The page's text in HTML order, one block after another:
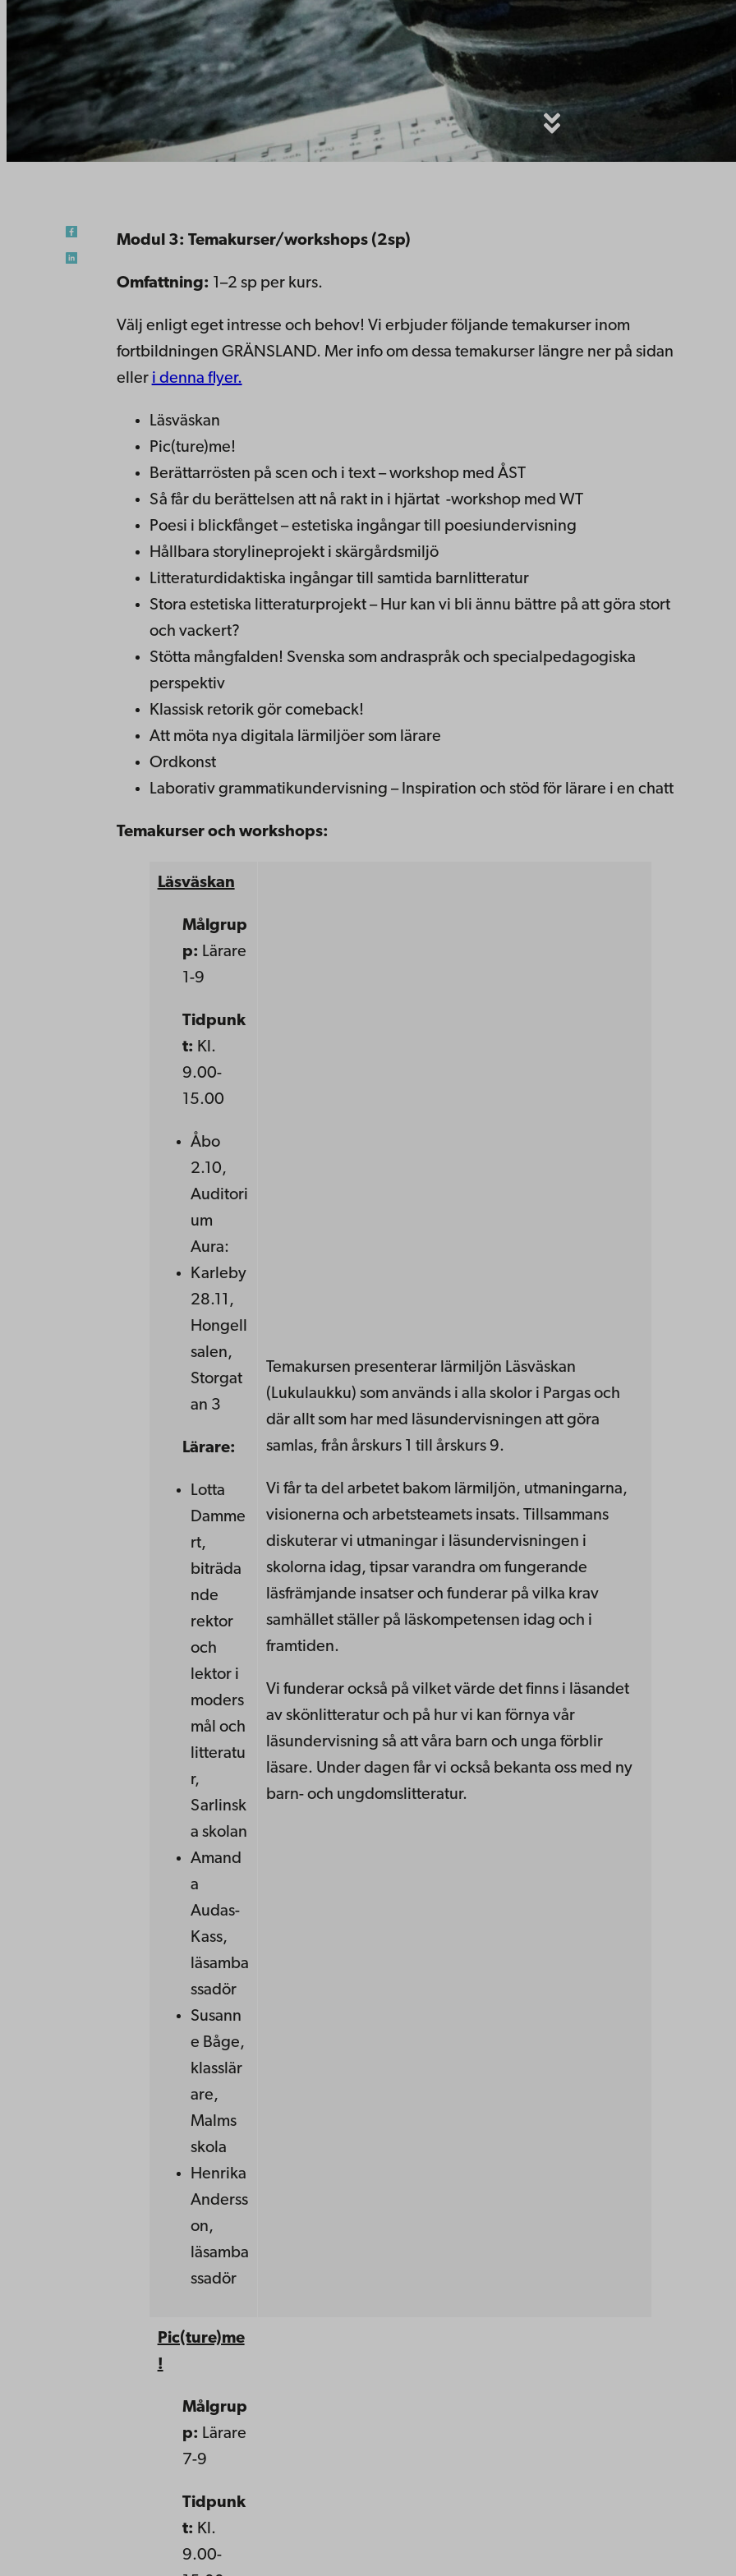
Modul 3: Temakurser/workshops (2sp)
Omfattning: 1–2 sp per kurs.
Välj enligt eget intresse och behov! Vi erbjuder följande temakurser inom
fortbildningen GRÄNSLAND. Mer info om dessa temakurser längre ner på sidan
eller i denna flyer.
Läsväskan
Pic(ture)me!
Berättarrösten på scen och i text – workshop med ÅST
Så får du berättelsen att nå rakt in i hjärtat -workshop med WT
Poesi i blickfånget – estetiska ingångar till poesiundervisning
Hållbara storylineprojekt i skärgårdsmiljö
Litteraturdidaktiska ingångar till samtida barnlitteratur
Stora estetiska litteraturprojekt – Hur kan vi bli ännu bättre på att göra stort
och vackert?
Stötta mångfalden! Svenska som andraspråk och specialpedagogiska
perspektiv
Klassisk retorik gör comeback!
Att möta nya digitala lärmiljöer som lärare
Ordkonst
Laborativ grammatikundervisning – Inspiration och stöd för lärare i en chatt
Temakurser och workshops:
Läsväskan
Målgrup
p: Lärare
1-9
Tidpunk
t: Kl.
9.00-
15.00
Åbo
2.10,
Auditori
um
Aura:
Karleby
28.11,
Hongell
salen,
Storgat
an 3
Lärare:
Lotta
Damme
rt,
biträda
nde
rektor
och
lektor i
moders
mål och
litteratu
r,
Sarlinsk
a skolan
Amand
a
Audas-
Kass,
läsamba
ssadör
Susann
e Båge,
klasslär
are,
Malms
skola
Henrika
Anderss
on,
läsamba
ssadör
Temakursen presenterar lärmiljön Läsväskan
(Lukulaukku) som används i alla skolor i Pargas och
där allt som har med läsundervisningen att göra
samlas, från årskurs 1 till årskurs 9.
Vi får ta del arbetet bakom lärmiljön, utmaningarna,
visionerna och arbetsteamets insats. Tillsammans
diskuterar vi utmaningar i läsundervisningen i
skolorna idag, tipsar varandra om fungerande
läsfrämjande insatser och funderar på vilka krav
samhället ställer på läskompetensen idag och i
framtiden.
Vi funderar också på vilket värde det finns i läsandet
av skönlitteratur och på hur vi kan förnya vår
läsundervisning så att våra barn och unga förblir
läsare. Under dagen får vi också bekanta oss med ny
barn- och ungdomslitteratur.
Pic(ture)me
!
Målgrup
p: Lärare
7-9
Tidpunk
t: Kl.
9.00-